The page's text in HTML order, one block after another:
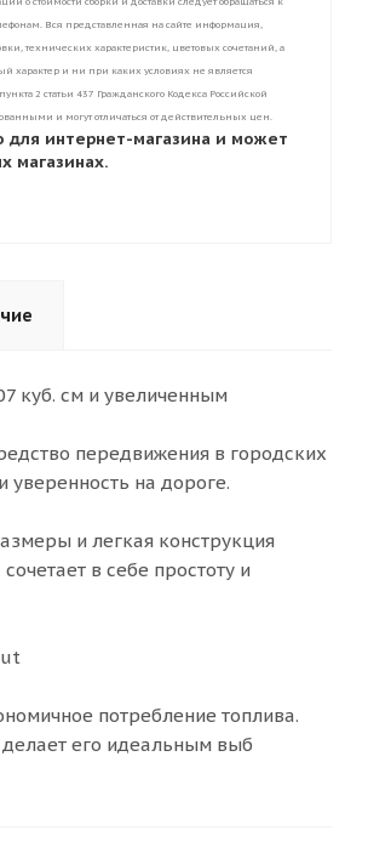
Вся представленная на сайте информация,
технических характеристик, цветовых сочетаний, а
характер и ни при каких условиях не является
2 статьи 437 Гражданского Кодекса Российской
и могут отличаться от действительных цен.
интернет-магазина и может
магазинах.
куб. см и увеличенным
передвижения в городских
уверенность на дороге.
и легкая конструкция
в себе простоту и
потребление топлива.
его идеальным выб